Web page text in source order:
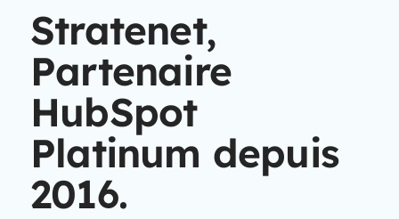
Stratenet,
Partenaire
HubSpot
Platinum depuis
2016.